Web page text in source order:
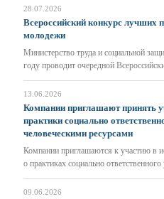
28.07.2026
Всероссийский конкурс лучших
молодежи
Министерство труда и социальной
году проводит очередной
13.06.2026
Компании приглашают принять
практики социально
человеческими ресурсами
Компании приглашаются к участию
о практиках социально
09.06.2026